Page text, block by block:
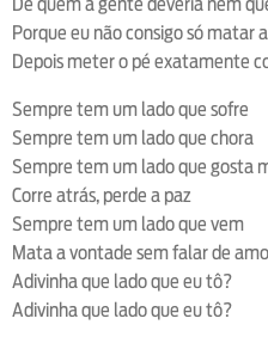
Porque eu não consigo só matar
Depois meter o pé exatamente
Sempre tem um lado que sofre
Sempre tem um lado que chora
Sempre tem um lado que gosta
Corre atrás, perde a paz
Sempre tem um lado que vem
Mata a vontade sem falar de
Adivinha que lado que eu tô?
Adivinha que lado que eu tô?